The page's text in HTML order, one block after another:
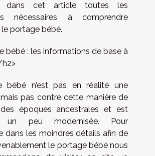
dans cet article toutes les
nécessaires à comprendre
portage bébé.
bébé : les informations de base à
bébé n’est pas en réalité une
pas contre cette manière de
époques ancestrales et est
un peu modernisée. Pour
dans les moindres détails afin de
le portage bébé nous